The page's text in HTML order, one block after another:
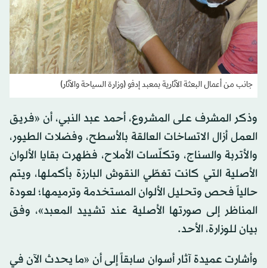
جانب من أعمال البعثة الآثارية بمعبد إدفو (وزارة السياحة والآثار)
وذكر المشرف على المشروع، أحمد عبد النبي، أن «فريق
العمل أزال الاتساخات العالقة بالأسطح، وفضلات الطيور،
والأتربة والسناج، وتكلّسات الأملاح، فظهرت بقايا الألوان
الأصلية التي كانت تغطّي النقوش البارزة بأكملها، ويتم
حالياً فحص وتحليل الألوان المستخدمة وترميمها؛ لعودة
المناظر إلى صورتها الأصلية عند تشييد المعبد»، وفق
بيان للوزارة، الأحد.
وأشارت عميدة آثار أسوان سابقاً إلى أن «ما يحدث الآن في